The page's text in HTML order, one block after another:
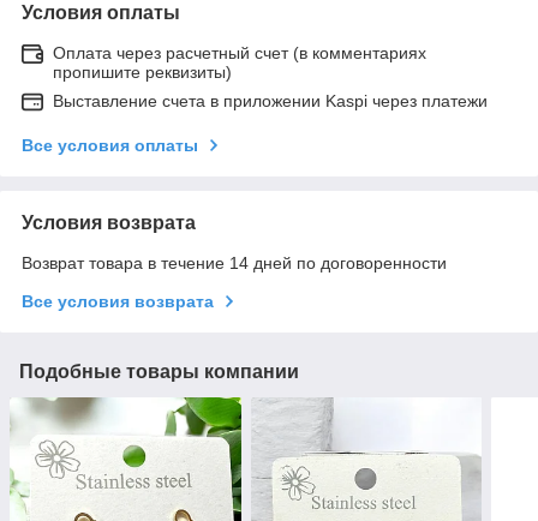
Условия оплаты
Оплата через расчетный счет (в комментариях
пропишите реквизиты)
Выставление счета в приложении Kaspi через платежи
Все условия оплаты
Условия возврата
Возврат товара в течение 14 дней по договоренности
Все условия возврата
Подобные товары компании